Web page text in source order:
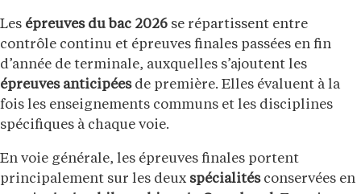
Les épreuves du bac 2026 se répartissent entre
contrôle continu et épreuves finales passées en fin
d’année de terminale, auxquelles s’ajoutent les
épreuves anticipéesde première. Elles évaluent à la
fois les enseignements communs et les disciplines
spécifiques à chaque voie.
En voie générale, les épreuves finales portent
principalement sur les deux spécialitésconservées en